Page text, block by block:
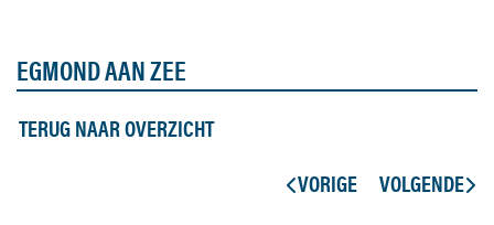
EGMOND AAN ZEE
TERUG NAAR OVERZICHT
VORIGE
VOLGENDE